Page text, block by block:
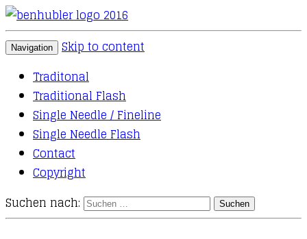
Ben Hubler
Tattoos
Navigation
Skip to content
Traditonal
Traditional Flash
Single Needle / Fineline
Single Needle Flash
Contact
Copyright
Suchen nach: